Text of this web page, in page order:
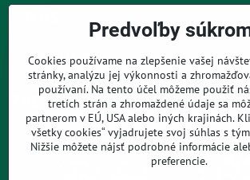
O NÁKUPE
PRE ZÁKAZNÍKOV
Predvoľby
Cookies používame na zlepšenie vašej
stránky, analýzu jej výkonnosti a
používaní. Na tento účel môžeme použiť
tretích strán a zhromaždené údaje sa
partnerom v EÚ, USA alebo iných krajinách.
všetky cookies“ vyjadrujete svoj súhlas s
Nižšie môžete nájsť podrobné informácie
preferencie.